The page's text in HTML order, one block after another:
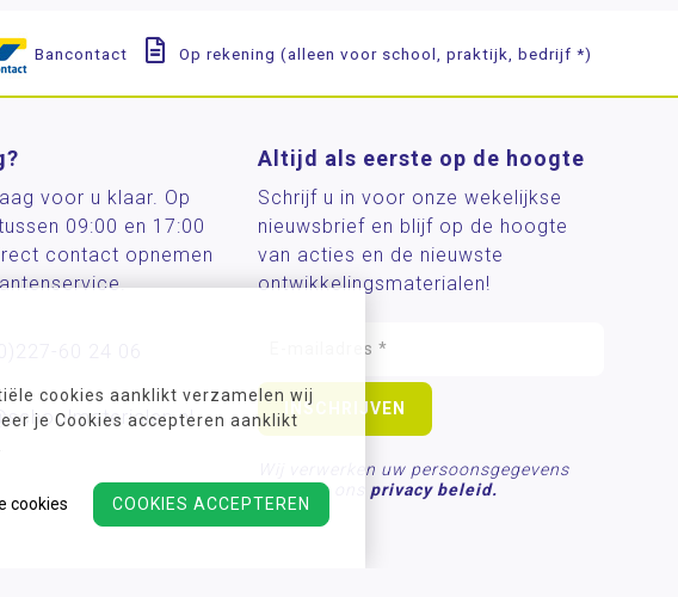
cookies aanklikt verzamelen wij
je Cookies accepteren aanklikt
COOKIES ACCEPTEREN
cookies
Bancontact Op rekening (alleen voor school, praktijk, bedrijf *)
voor u klaar. Op
09:00 en 17:00
contact opnemen
Altijd als eerste op de hoogte
Schrijf u in voor onze wekelijkse
nieuwsbrief en blijf op de hoogte
van acties en de nieuwste
ontwikkelingsmaterialen!
Wij verwerken uw persoonsgegevens
conform ons privacy beleid.